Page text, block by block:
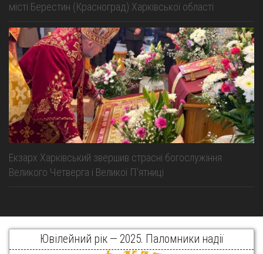
місті Берестин (Красноград) Харківської області
Екзарх Харківський звершив страсні богослужіння
Великого Четверга і Великої Пʼятниці
Ювілейний рік — 2025. Паломники надії